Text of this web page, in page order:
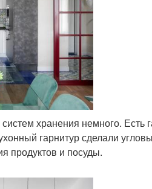
хранения немного. Есть
гарнитур сделали
продуктов и посуды.